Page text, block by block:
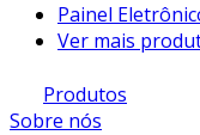
Painel
Ver mais
Produtos
Sobre nós